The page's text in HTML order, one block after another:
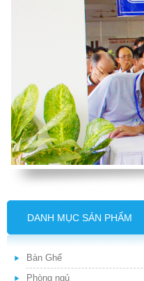
DANH MỤC SẢN PHẨM
Bàn Ghế
Phòng ngủ